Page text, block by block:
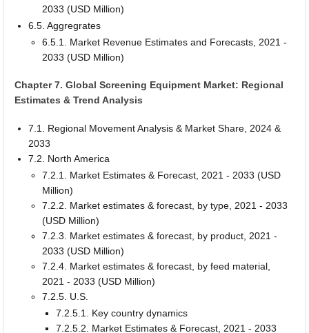
2033 (USD Million)
6.5. Aggregrates
6.5.1. Market Revenue Estimates and Forecasts, 2021 -
2033 (USD Million)
Chapter 7. Global Screening Equipment Market: Regional
Estimates & Trend Analysis
7.1. Regional Movement Analysis & Market Share, 2024 &
2033
7.2. North America
7.2.1. Market Estimates & Forecast, 2021 - 2033 (USD
Million)
7.2.2. Market estimates & forecast, by type, 2021 - 2033
(USD Million)
7.2.3. Market estimates & forecast, by product, 2021 -
2033 (USD Million)
7.2.4. Market estimates & forecast, by feed material,
2021 - 2033 (USD Million)
7.2.5. U.S.
7.2.5.1. Key country dynamics
7.2.5.2. Market Estimates & Forecast, 2021 - 2033